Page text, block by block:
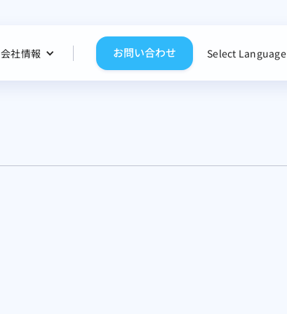
会社情報 お問い合わせ Select Language